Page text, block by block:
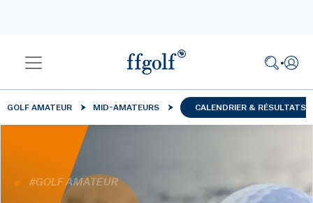
GOLF AMATEUR MID-AMATEURS CALENDRIER & RÉSULTATS
#GOLF AMATEUR